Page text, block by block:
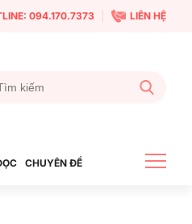
094.170.7373 LIÊN HỆ
CHUYÊN ĐỀ